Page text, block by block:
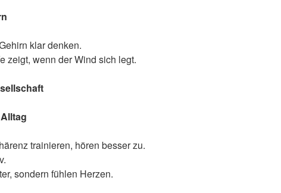
klar denken.
zeigt, wenn der Wind sich legt.
trainieren, hören besser zu.
sondern fühlen Herzen.